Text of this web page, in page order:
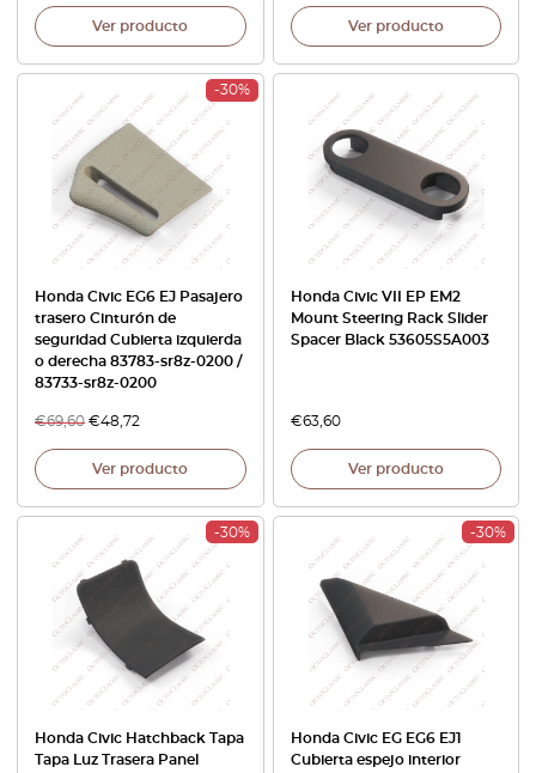
Ver producto Ver producto
-30%
Honda Civic EG6 EJ Pasajero
trasero Cinturón de
seguridad Cubierta izquierda
o derecha 83783-sr8z-0200 /
83733-sr8z-0200
€69,60 €48,72
Ver producto
Honda Civic VII EP EM2
Mount Steering Rack Slider
Spacer Black 53605S5A003
€63,60
Ver producto
-30%
Honda Civic Hatchback Tapa
Tapa Luz Trasera Panel
-30%
Honda Civic EG EG6 EJ1
Cubierta espejo interior